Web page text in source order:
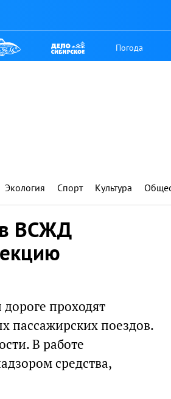
Погода
Экология Спорт Культура
ВСЖД
проходят
пассажирских поездов.
В работе
средства,